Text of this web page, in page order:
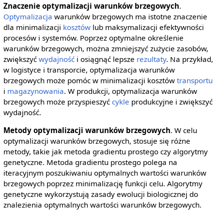
Znaczenie optymalizacji warunków brzegowych.
Optymalizacja warunków brzegowych ma istotne znaczenie
dla minimalizacji kosztówlub maksymalizacji efektywności
procesów i systemów. Poprzez optymalne określenie
warunków brzegowych, można zmniejszyć zużycie zasobów,
zwiększyć wydajnośći osiągnąć lepsze rezultaty. Na przykład,
w logistyce i transporcie, optymalizacja warunków
brzegowych może pomóc w minimalizacji kosztów transportu
i magazynowania. W produkcji, optymalizacja warunków
brzegowych może przyspieszyć cykle produkcyjne i zwiększyć
wydajność.
Metody optymalizacji warunków brzegowych. W celu
optymalizacji warunków brzegowych, stosuje się różne
metody, takie jak metoda gradientu prostego czy algorytmy
genetyczne. Metoda gradientu prostego polega na
iteracyjnym poszukiwaniu optymalnych wartości warunków
brzegowych poprzez minimalizację funkcji celu. Algorytmy
genetyczne wykorzystują zasady ewolucji biologicznej do
znalezienia optymalnych wartości warunków brzegowych.